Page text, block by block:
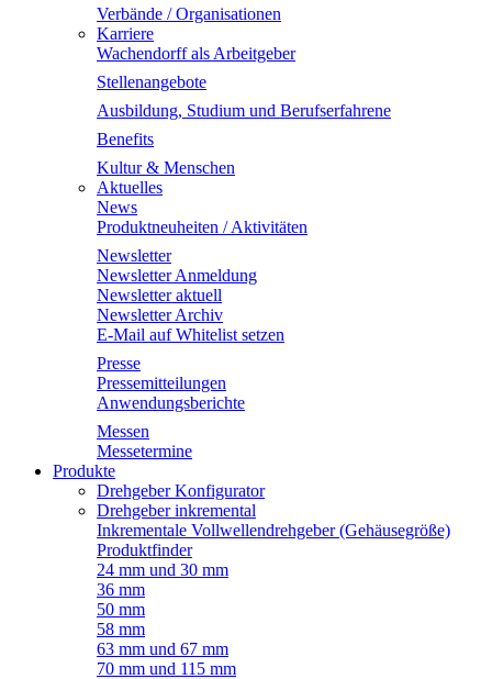
Verbände / Organisationen
Karriere
Wachendorff als Arbeitgeber
Stellenangebote
Ausbildung, Studium und Berufserfahrene
Benefits
Kultur & Menschen
Aktuelles
News
Produktneuheiten / Aktivitäten
Newsletter
Newsletter Anmeldung
Newsletter aktuell
Newsletter Archiv
E-Mail auf Whitelist setzen
Presse
Pressemitteilungen
Anwendungsberichte
Messen
Messetermine
Produkte
Drehgeber Konfigurator
Drehgeber inkremental
Inkrementale Vollwellendrehgeber (Gehäusegröße)
Produktfinder
24 mm und 30 mm
36 mm
50 mm
58 mm
63 mm und 67 mm
70 mm und 115 mm